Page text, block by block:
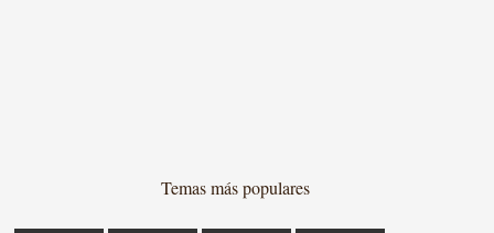
Temas más populares